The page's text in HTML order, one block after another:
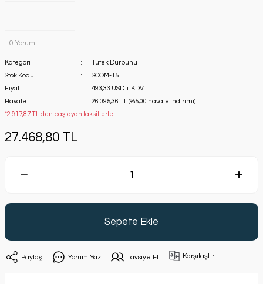
0 Yorum
Kategori
Tüfek Dürbünü
Stok Kodu
SCOM-15
Fiyat
493,33 USD + KDV
Havale
26.095,36 TL (%5,00 havale indirimi)
*2.917,87 TL den başlayan taksitlerle!
27.468,80 TL
Sepete Ekle
Paylaş Yorum Yaz Tavsiye Et Karşılaştır